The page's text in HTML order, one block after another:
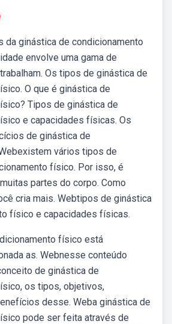
da ginástica de condicionamento
envolve uma gama de
Os tipos de ginástica de
O que é ginástica de
Tipos de ginástica de
e capacidades físicas. Os
de ginástica de
vários tipos de
físico. Por isso, é
partes do corpo. Como
cria mais. Webtipos de ginástica
físico e capacidades físicas.
físico está
as. Webnesse conteúdo
de ginástica de
os tipos, objetivos,
desse. Weba ginástica de
pode ser feita através de